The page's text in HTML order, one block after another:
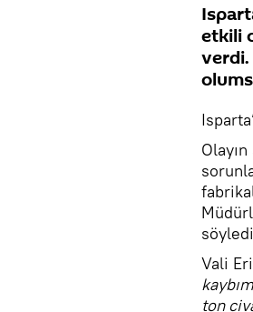
etkili
Vali
ton